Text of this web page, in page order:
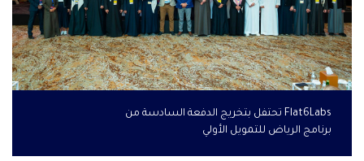
Flat6Labs تحتفل بتخريج الدفعة السادسة من
برنامج الرياض للتمويل الأولي